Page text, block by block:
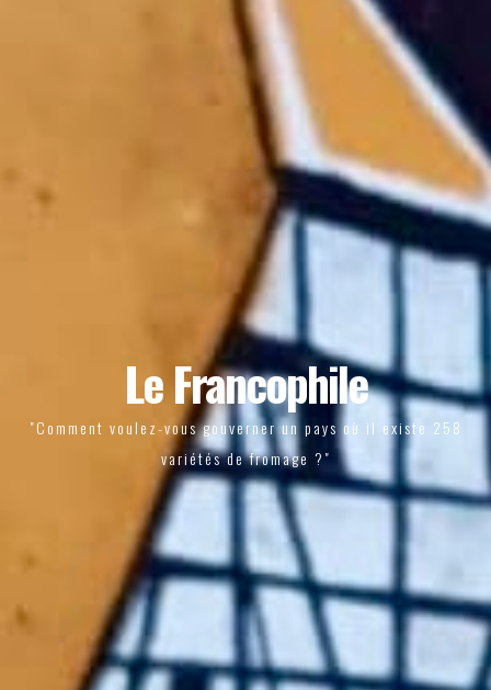
Le Francophile
"Comment voulez-vous gouverner un pays où il existe 258
variétés de fromage ?"